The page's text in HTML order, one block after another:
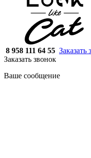
8 958 111 64 55 Заказать
Заказать звонок
Ваше сообщение